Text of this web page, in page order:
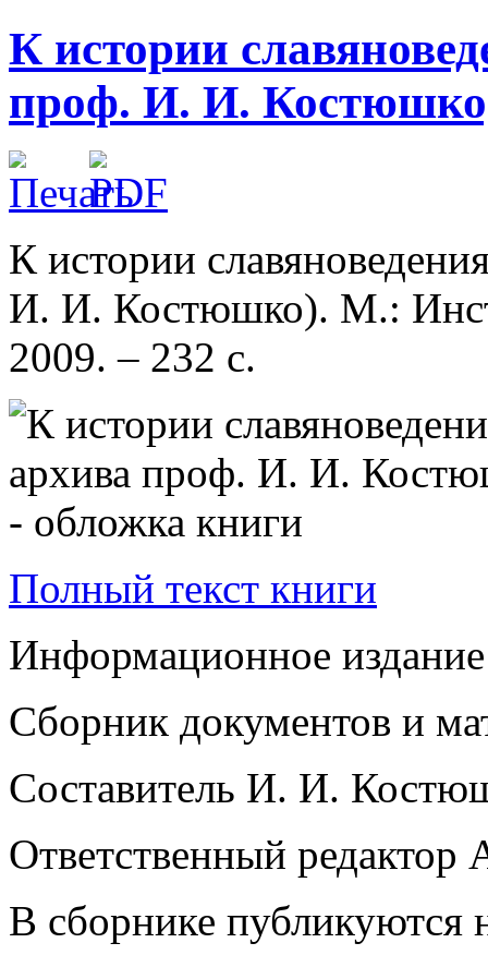
К истории
проф. И. И.
К истории
И. И. Костюшко). М.:
2009. – 232 с.
Полный текст книги
Информационное издание
Сборник документов и
Составитель И. И.
Ответственный
В сборнике публикуются